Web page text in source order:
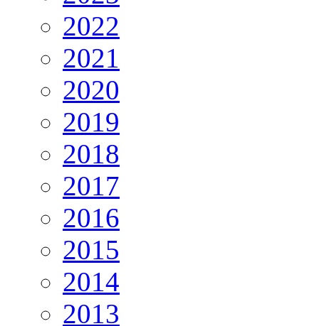
2022
2021
2020
2019
2018
2017
2016
2015
2014
2013